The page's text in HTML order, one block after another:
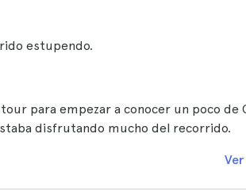
estupendo.
para empezar a conocer un poco de
disfrutando mucho del recorrido.